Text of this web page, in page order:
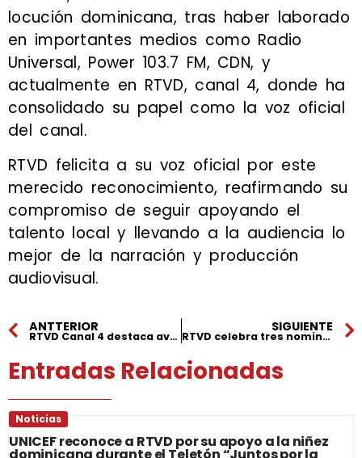
locución dominicana, tras haber laborado
en importantes medios como Radio
Universal, Power 103.7 FM, CDN, y
actualmente en RTVD, canal 4, donde ha
consolidado su papel como la voz oficial
del canal.
RTVD felicita a su voz oficial por este
merecido reconocimiento, reafirmando su
compromiso de seguir apoyando el
talento local y llevando a la audiencia lo
mejor de la narración y producción
audiovisual.
ANTTERIOR
RTVD Canal 4 destaca avances en integridad y transparencia institucional durante 2024
SIGUIENTE
RTVD celebra tres nominaciones a los Premios Soberano
Entradas Relacionadas
Noticias
UNICEF reconoce a RTVD por su apoyo a la niñez